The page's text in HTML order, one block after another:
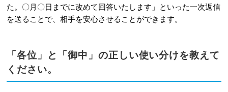
た。〇月〇日までに改めて回答いたします」といった一次返信
を送ることで、相手を安心させることができます。
「各位」と「御中」の正しい使い分けを教えて
ください。